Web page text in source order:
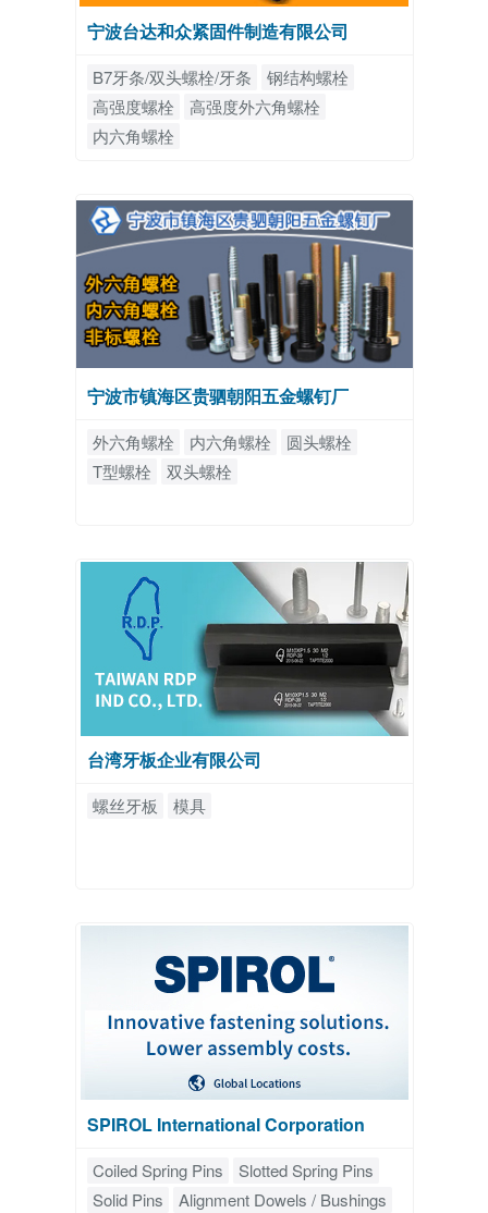
宁波台达和众紧固件制造有限公司
B7牙条/双头螺栓/牙条
钢结构螺栓
高强度螺栓
高强度外六角螺栓
内六角螺栓
宁波市镇海区贵驷朝阳五金螺钉厂
外六角螺栓 内六角螺栓
圆头螺栓
T型螺栓
双头螺栓
台湾牙板企业有限公司
螺丝牙板 模具
SPIROL International Corporation
Coiled Spring Pins
Slotted Spring Pins
Solid Pins
Alignment Dowels / Bushings